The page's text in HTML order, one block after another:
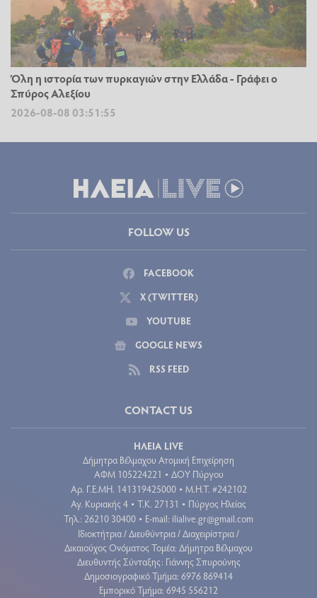
Όλη η ιστορία των πυρκαγιών στην Ελλάδα - Γράφει ο
Σπύρος Αλεξίου
2026-08-08 03:51:55
FOLLOW US
FACEBOOK
X (TWITTER)
YOUTUBE
GOOGLE NEWS
RSS FEED
CONTACT US
ΗΛΕΙΑ LIVE
Δήμητρα Βέλμαχου Ατομική Επιχείρηση
ΑΦΜ 105224221 • ΔΟΥ Πύργου
Aρ. Γ.Ε.ΜΗ. 141319425000 • Μ.Η.Τ. #242102
Αγ. Κυριακής 4 • Τ.Κ. 27131 • Πύργος Ηλείας
Τηλ.: 26210 30400 • E-mail: ilialive.gr@gmail.com
Ιδιοκτήτρια / Διευθύντρια / Διαχειρίστρια /
Δικαιούχος Ονόματος Τομέα: Δήμητρα Βέλμαχου
Διευθυντής Σύνταξης: Γιάννης Σπυρούνης
Δημοσιογραφικό Τμήμα: 6976 869414
Εμπορικό Τμήμα: 6945 556212